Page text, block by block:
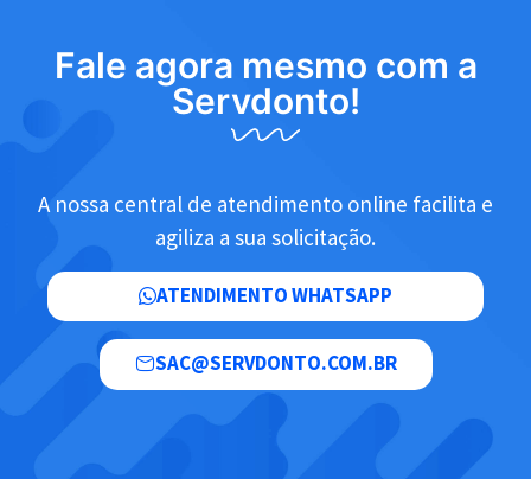
Fale agora mesmo com a
Servdonto!
A nossa central de atendimento online facilita e
agiliza a sua solicitação.
ATENDIMENTO WHATSAPP
SAC@SERVDONTO.COM.BR